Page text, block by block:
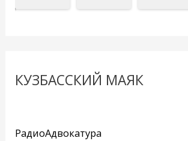
КУЗБАССКИЙ МАЯК
РадиоАдвокатура